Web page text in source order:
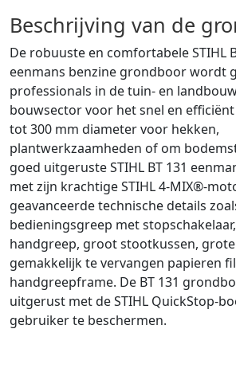
Beschrijving van de
De robuuste en comfortabele STIHL
eenmans benzine grondboor wordt
professionals in de tuin- en
bouwsector voor het snel en
tot 300 mm diameter voor hekken,
plantwerkzaamheden of om
goed uitgeruste STIHL BT 131
met zijn krachtige STIHL 4-MIX®-
geavanceerde technische details
bedieningsgreep met
handgreep, groot stootkussen,
gemakkelijk te vervangen papieren
handgreepframe. De BT 131
uitgerust met de STIHL QuickStop-
gebruiker te beschermen.